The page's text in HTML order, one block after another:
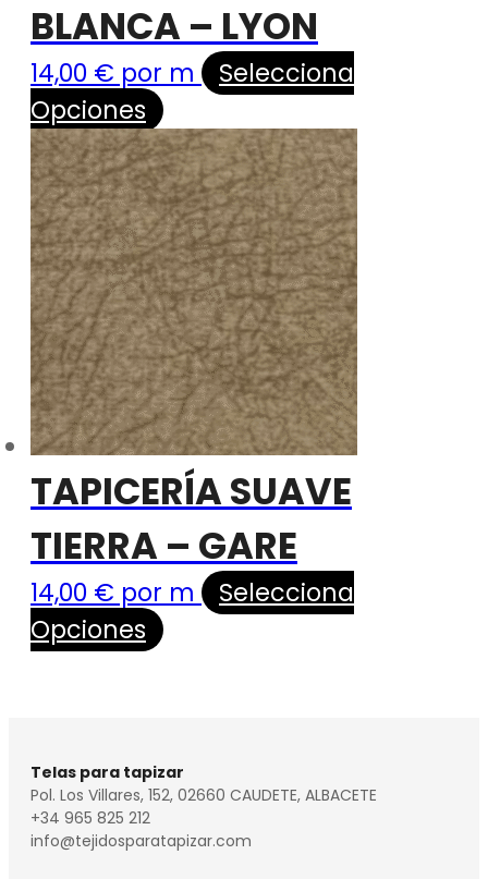
BLANCA – LYON
14,00 € por m
Selecciona
Opciones
TAPICERÍA SUAVE
TIERRA – GARE
14,00 € por m
Selecciona
Opciones
Telas para tapizar
Pol. Los Villares, 152, 02660 CAUDETE, ALBACETE
+34 965 825 212
info@tejidosparatapizar.com